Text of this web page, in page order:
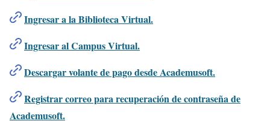
Ingresar a la Biblioteca Virtual.
Ingresar al Campus Virtual.
Descargar volante de pago desde Academusoft.
Registrar correo para recuperación de contraseña de
Academusoft.